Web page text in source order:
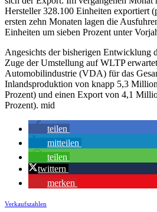
Hersteller 328.100 Einheiten exportiert
ersten zehn Monaten lagen die
Einheiten um sieben Prozent unter
Angesichts der bisherigen Entwicklung
Zuge der Umstellung auf WLTP
Automobilindustrie (VDA) für das
Inlandsproduktion von knapp 5,3
Prozent) und einen Export von 4,1
Prozent). mid
teilen
mitteilen
teilen
twittern
merken
Verkaufszahlen